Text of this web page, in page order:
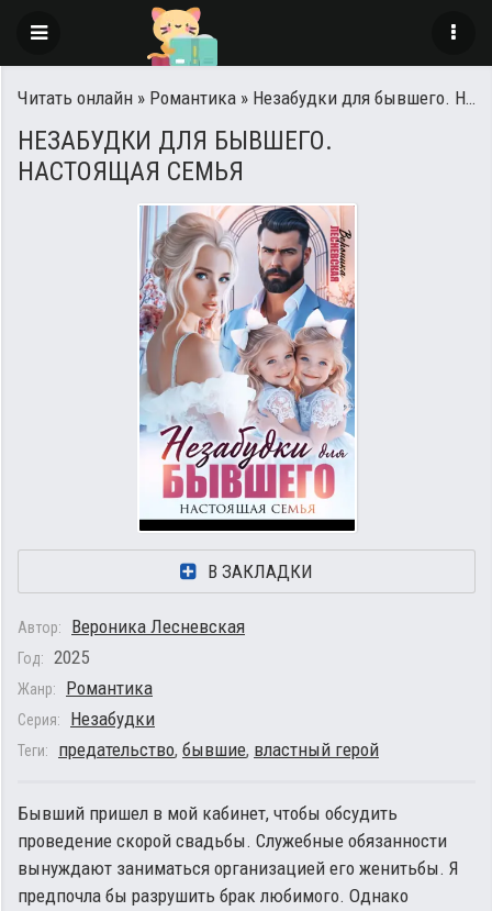
Читать онлайн » Романтика » Незабудки для бывшего. Настоящая семья
НЕЗАБУДКИ ДЛЯ БЫВШЕГО.
НАСТОЯЩАЯ СЕМЬЯ
В ЗАКЛАДКИ
Автор: Вероника Лесневская
Год: 2025
Жанр: Романтика
Серия: Незабудки
Теги: предательство, бывшие, властный герой
Бывший пришел в мой кабинет, чтобы обсудить
проведение скорой свадьбы. Служебные обязанности
вынуждают заниматься организацией его женитьбы. Я
предпочла бы разрушить брак любимого. Однако